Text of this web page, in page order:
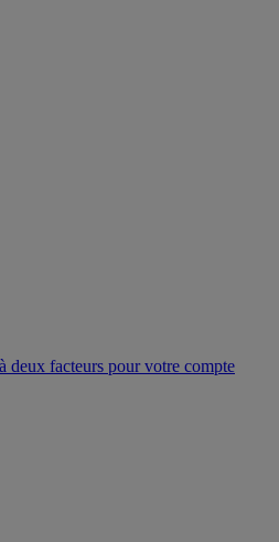
deux facteurs pour votre compte